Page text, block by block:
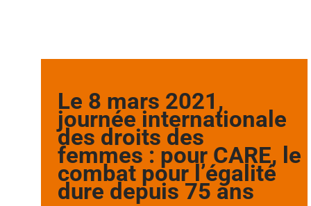
Le 8 mars 2021,
journée internationale
des droits des
femmes : pour CARE, le
combat pour l’égalité
dure depuis 75 ans